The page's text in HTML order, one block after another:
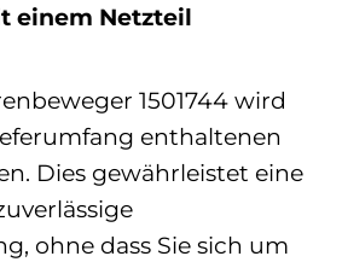
einem Netzteil
1501744 wird
enthaltenen
Dies gewährleistet eine
ohne dass Sie sich um